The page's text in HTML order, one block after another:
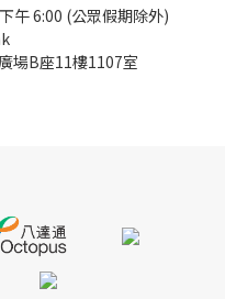
午 6:00 (公眾假期除外)
場B座11樓1107室